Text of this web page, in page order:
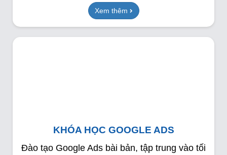
Xem thêm
KHÓA HỌC GOOGLE ADS
Đào tạo Google Ads bài bản, tập trung vào tối